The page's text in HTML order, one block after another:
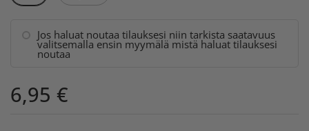
Jos haluat noutaa tilauksesi niin tarkista saatavuus
valitsemalla ensin myymälä mistä haluat tilauksesi
noutaa
6,95 €